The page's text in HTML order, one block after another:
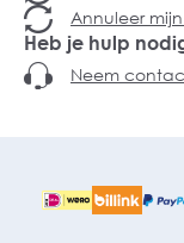
Annuleer
Heb je hulp
Neem